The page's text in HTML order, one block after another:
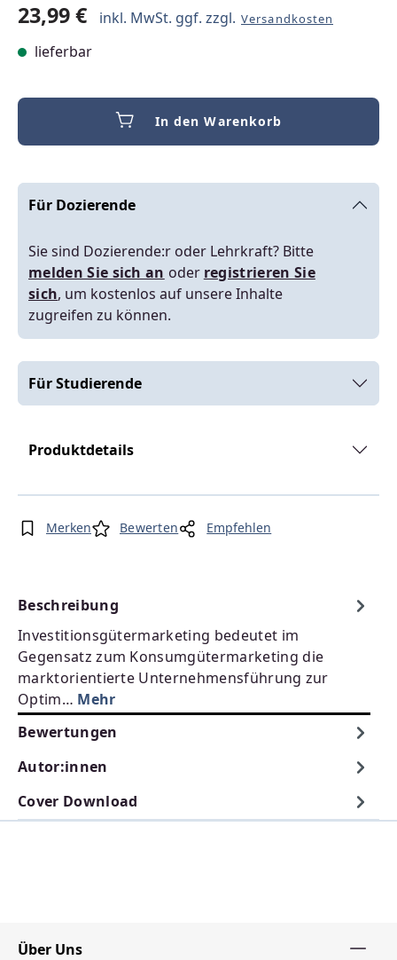
23,99 € inkl. MwSt. ggf. zzgl. Versandkosten
lieferbar
In den Warenkorb
Für Dozierende
Sie sind Dozierende:r oder Lehrkraft? Bitte
melden Sie sich an oder registrieren Sie
sich, um kostenlos auf unsere Inhalte
zugreifen zu können.
Für Studierende
Produktdetails
Merken Bewerten Empfehlen
Beschreibung
Investitionsgütermarketing bedeutet im
Gegensatz zum Konsumgütermarketing die
marktorientierte Unternehmensführung zur
Optim… Mehr
Bewertungen
Autor:innen
Cover Download
Über Uns